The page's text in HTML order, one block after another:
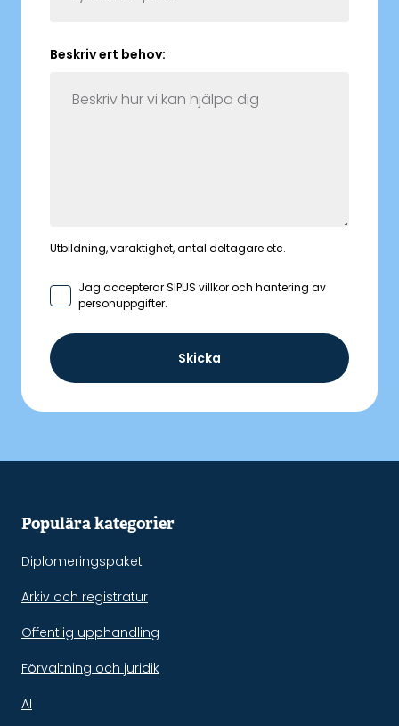
Beskriv ert behov:
Utbildning, varaktighet, antal deltagare etc.
Jag accepterar SIPUS villkor och hantering av
personuppgifter.
Skicka
Populära kategorier
Diplomeringspaket
Arkiv och registratur
Offentlig upphandling
Förvaltning och juridik
AI